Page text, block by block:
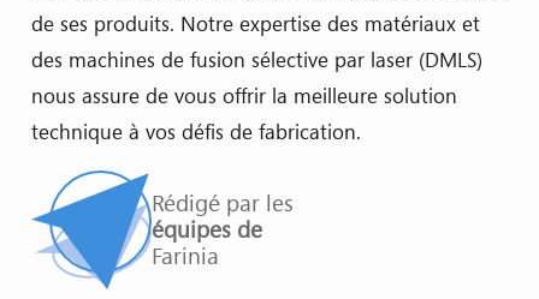
de ses produits. Notre expertise des matériaux et
des machines de fusion sélective par laser (DMLS)
nous assure de vous offrir la meilleure solution
technique à vos défis de fabrication.
Rédigé par les
équipes de
Farinia